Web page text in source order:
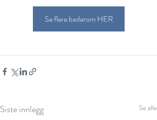
Se flere baderom HER
Siste innlegg Se alle